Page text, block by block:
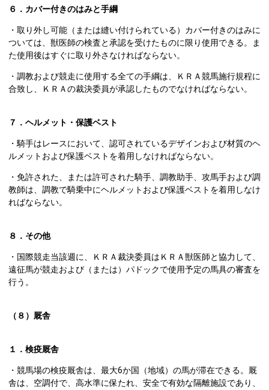
６．カバー付きのはみと手綱
・取り外し可能（または縫い付けられている）カバー付きのはみに
ついては、獣医師の検査と承認を受けたものに限り使用できる。ま
た使用後はすぐに取り外さなければならない。
・調教および競走に使用する全ての手綱は、ＫＲＡ競馬施行規程に
合致し、ＫＲＡの裁決委員が承認したものでなければならない。
７．ヘルメット・保護ベスト
・騎手はレースにおいて、認可されているデザインおよび材質のヘ
ルメットおよび保護ベストを着用しなければならない。
・免許された、または許可された騎手、調教助手、攻馬手および調
教師は、調教で騎乗中にヘルメットおよび保護ベストを着用しなけ
ればならない。
８．その他
・国際競走当該週に、ＫＲＡ裁決委員はＫＲＡ獣医師と協力して、
遠征馬が競走および（または）パドックで使用予定の馬具の審査を
行う。
（８）厩舎
１．検疫厩舎
・競馬場の検疫厩舎は、最大6か国（地域）の馬が滞在できる。厩
舎は、空調付で、高水準に保たれ、安全で有効な隔離施設であり、